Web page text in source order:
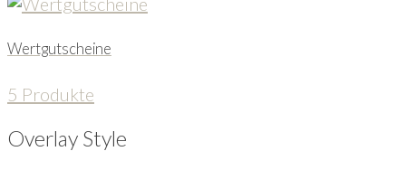
Wertgutscheine
5 Produkte
Overlay Style